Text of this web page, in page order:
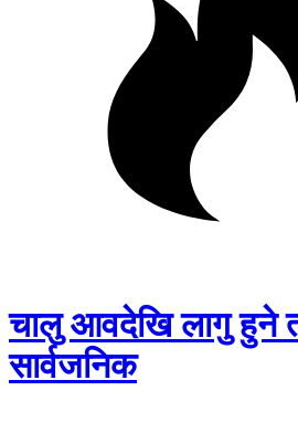
चालु आवदेखि लागु हुने
सार्वजनिक